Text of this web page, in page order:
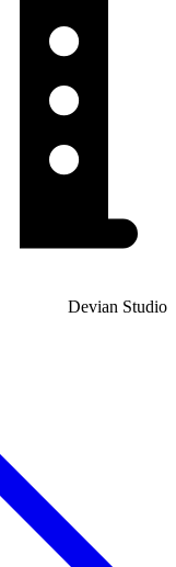
Devian Studio